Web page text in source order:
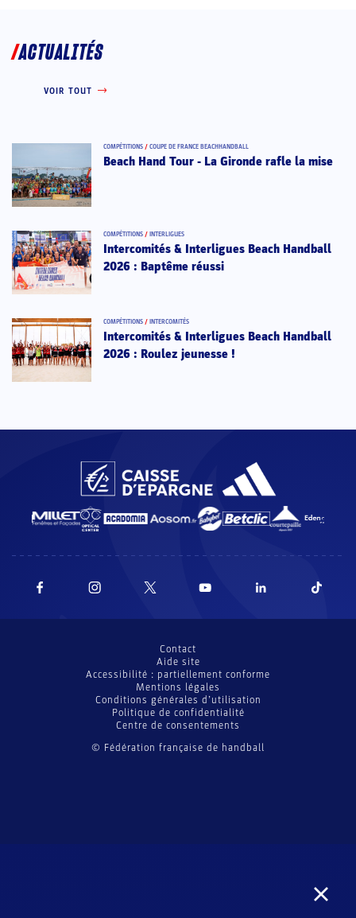
ACTUALITÉS
VOIR TOUT
COMPÉTITIONS / COUPE DE FRANCE BEACHHANDBALL
Beach Hand Tour - La Gironde rafle la mise
COMPÉTITIONS / INTERLIGUES
Intercomités & Interligues Beach Handball
2026 : Baptême réussi
COMPÉTITIONS / INTERCOMITÉS
Intercomités & Interligues Beach Handball
2026 : Roulez jeunesse !
© Fédération française de handball
Contact
Aide site
Accessibilité : partiellement conforme
Mentions légales
Conditions générales d’utilisation
Politique de confidentialité
Centre de consentements